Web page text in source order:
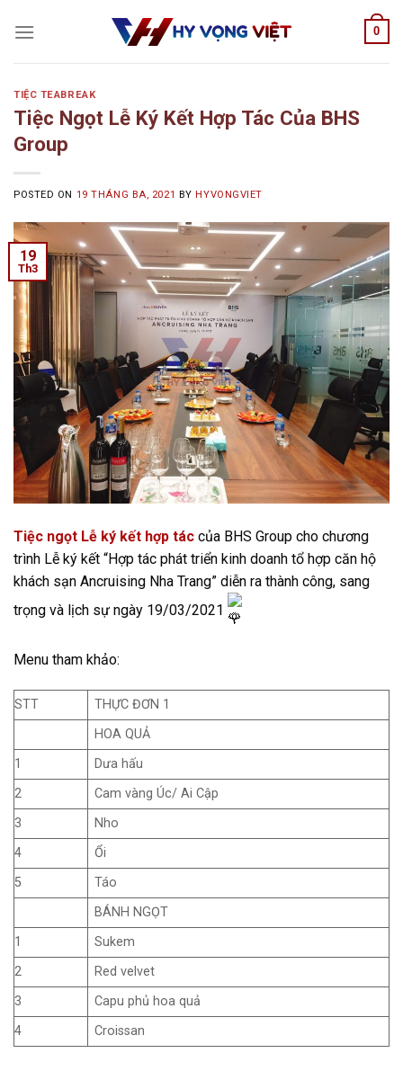
0
TIỆC TEABREAK
Tiệc Ngọt Lễ Ký Kết Hợp Tác Của BHS
Group
POSTED ON 19 THÁNG BA, 2021 BY HYVONGVIET
19
Th3
Tiệc ngọt Lễ ký kết hợp tác của BHS Group cho chương
trình Lễ ký kết “Hợp tác phát triển kinh doanh tổ hợp căn hộ
khách sạn Ancruising Nha Trang” diễn ra thành công, sang
trọng và lịch sự ngày 19/03/2021
Menu tham khảo:
STT
THỰC ĐƠN 1
HOA QUẢ
1
Dưa hấu
2
Cam vàng Úc/ Ai Cập
3
Nho
4
Ổi
5
Táo
BÁNH NGỌT
1
Sukem
2
Red velvet
3
Capu phủ hoa quả
4
Croissan